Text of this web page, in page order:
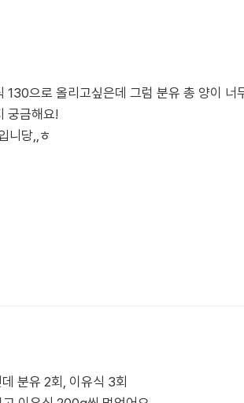
130으로 올리고싶은데 그럼 분유 총 양이 너
궁금해요!
니당,,ㅎ
분유 2회, 이유식 3회